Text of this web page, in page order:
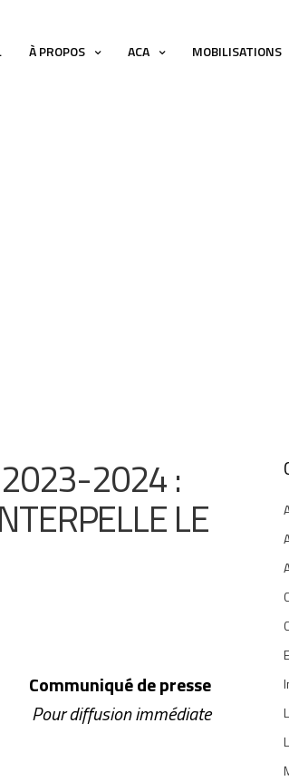
À PROPOS ACA MOBILISATIONS
2023-2024 :
LE
Communiqué de presse
Pour diffusion immédiate